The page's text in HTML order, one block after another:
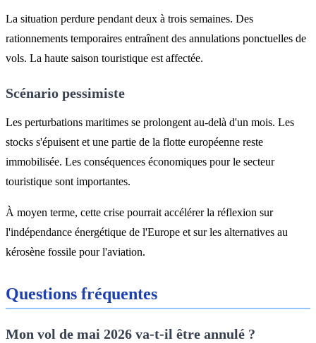
La situation perdure pendant deux à trois semaines. Des
rationnements temporaires entraînent des annulations ponctuelles de
vols. La haute saison touristique est affectée.
Scénario pessimiste
Les perturbations maritimes se prolongent au-delà d'un mois. Les
stocks s'épuisent et une partie de la flotte européenne reste
immobilisée. Les conséquences économiques pour le secteur
touristique sont importantes.
À moyen terme, cette crise pourrait accélérer la réflexion sur
l'indépendance énergétique de l'Europe et sur les alternatives au
kérosène fossile pour l'aviation.
Questions fréquentes
Mon vol de mai 2026 va-t-il être annulé ?